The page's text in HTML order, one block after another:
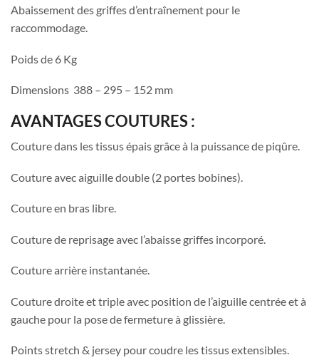
Abaissement des griffes d’entraînement pour le
raccommodage.
Poids de 6 Kg
Dimensions 388 – 295 – 152 mm
AVANTAGES COUTURES :
Couture dans les tissus épais grâce à la puissance de piqûre.
Couture avec aiguille double (2 portes bobines).
Couture en bras libre.
Couture de reprisage avec l’abaisse griffes incorporé.
Couture arrière instantanée.
Couture droite et triple avec position de l’aiguille centrée et à
gauche pour la pose de fermeture à glissière.
Points stretch & jersey pour coudre les tissus extensibles.